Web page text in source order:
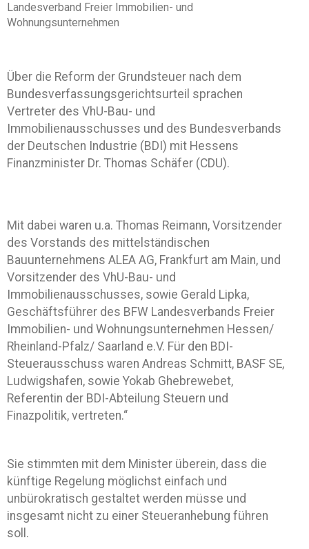
Landesverband Freier Immobilien- und
Wohnungsunternehmen
Über die Reform der Grundsteuer nach dem
Bundesverfassungsgerichtsurteil sprachen
Vertreter des VhU-Bau- und
Immobilienausschusses und des Bundesverbands
der Deutschen Industrie (BDI) mit Hessens
Finanzminister Dr. Thomas Schäfer (CDU).
Mit dabei waren u.a. Thomas Reimann, Vorsitzender
des Vorstands des mittelständischen
Bauunternehmens ALEA AG, Frankfurt am Main, und
Vorsitzender des VhU-Bau- und
Immobilienausschusses, sowie Gerald Lipka,
Geschäftsführer des BFW Landesverbands Freier
Immobilien- und Wohnungsunternehmen Hessen/
Rheinland-Pfalz/ Saarland e.V. Für den BDI-
Steuerausschuss waren Andreas Schmitt, BASF SE,
Ludwigshafen, sowie Yokab Ghebrewebet,
Referentin der BDI-Abteilung Steuern und
Finazpolitik, vertreten.“
Sie stimmten mit dem Minister überein, dass die
künftige Regelung möglichst einfach und
unbürokratisch gestaltet werden müsse und
insgesamt nicht zu einer Steueranhebung führen
soll.